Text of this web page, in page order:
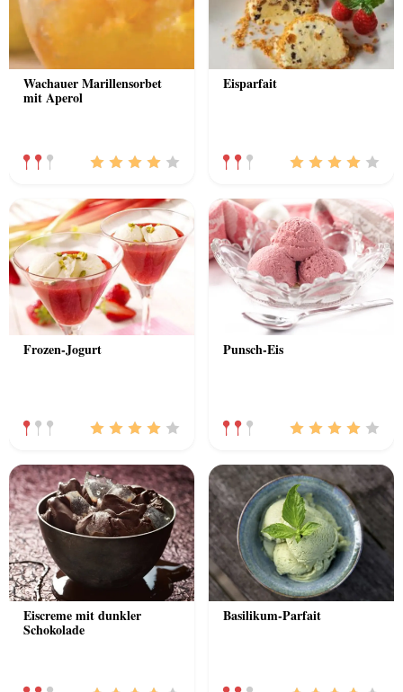
Wachauer Marillensorbet
mit Aperol
Eisparfait
Frozen-Jogurt Punsch-Eis
Eiscreme mit dunkler
Schokolade
Basilikum-Parfait